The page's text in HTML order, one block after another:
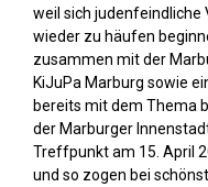
weil sich
wieder zu häufen
zusammen mit der
KiJuPa Marburg sowie
bereits mit dem Thema
der Marburger
Treffpunkt am 15. April
und so zogen bei